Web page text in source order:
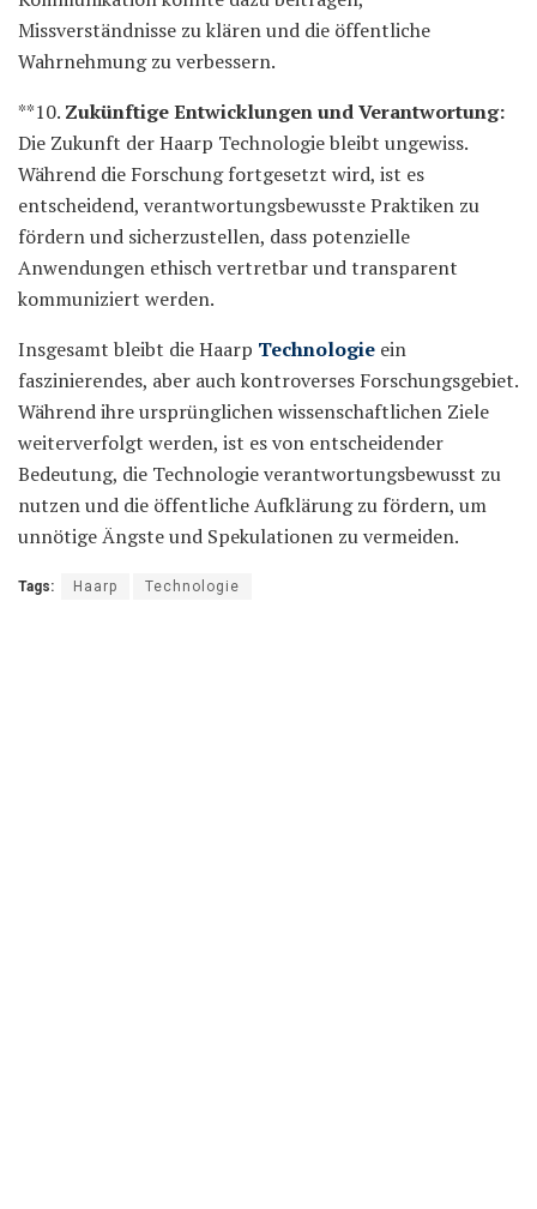
Missverständnisse zu klären und die öffentliche
Wahrnehmung zu verbessern.
**10. Zukünftige Entwicklungen und Verantwortung:
Die Zukunft der Haarp Technologie bleibt ungewiss.
Während die Forschung fortgesetzt wird, ist es
entscheidend, verantwortungsbewusste Praktiken zu
fördern und sicherzustellen, dass potenzielle
Anwendungen ethisch vertretbar und transparent
kommuniziert werden.
Insgesamt bleibt die Haarp Technologie ein
faszinierendes, aber auch kontroverses Forschungsgebiet.
Während ihre ursprünglichen wissenschaftlichen Ziele
weiterverfolgt werden, ist es von entscheidender
Bedeutung, die Technologie verantwortungsbewusst zu
nutzen und die öffentliche Aufklärung zu fördern, um
unnötige Ängste und Spekulationen zu vermeiden.
Tags: Haarp Technologie